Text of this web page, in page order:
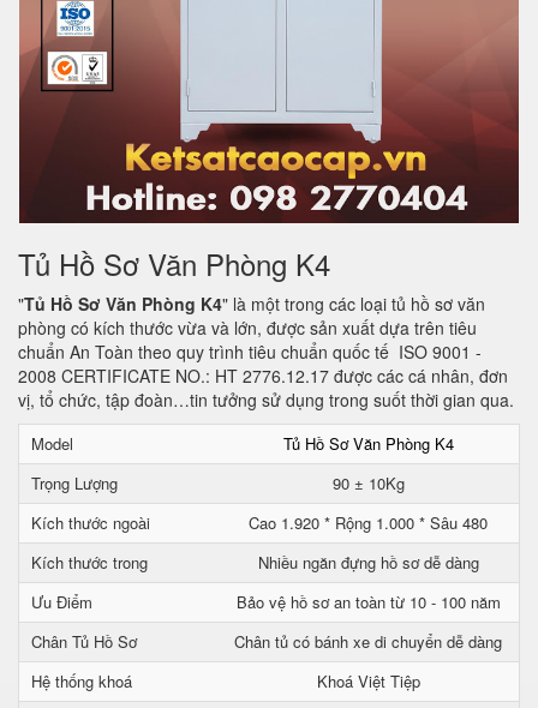
Tủ Hồ Sơ Văn Phòng K4
"Tủ Hồ Sơ Văn Phòng K4" là một trong các loại tủ hồ sơ văn
phòng có kích thước vừa và lớn, được sản xuất dựa trên tiêu
chuẩn An Toàn theo quy trình tiêu chuẩn quốc tế ISO 9001 -
2008 CERTIFICATE NO.: HT 2776.12.17 được các cá nhân, đơn
vị, tổ chức, tập đoàn…tin tưởng sử dụng trong suốt thời gian qua.
Model
Tủ Hồ Sơ Văn Phòng K4
Trọng Lượng
90 ± 10Kg
Kích thước ngoài
Cao 1.920 * Rộng 1.000 * Sâu 480
Kích thước trong
Nhiều ngăn đựng hồ sơ dễ dàng
Ưu Điểm
Bảo vệ hồ sơ an toàn từ 10 - 100 năm
Chân Tủ Hồ Sơ
Chân tủ có bánh xe di chuyển dễ dàng
Hệ thống khoá
Khoá Việt Tiệp